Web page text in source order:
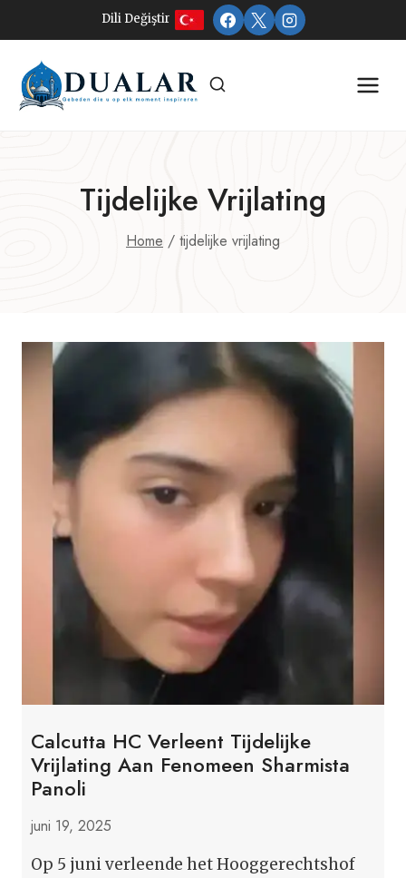
naar
inhoud
Dili Değiştir
Tijdelijke Vrijlating
Home / tijdelijke vrijlating
Calcutta HC Verleent Tijdelijke
Vrijlating Aan Fenomeen Sharmista
Panoli
juni 19, 2025
Op 5 juni verleende het Hooggerechtshof